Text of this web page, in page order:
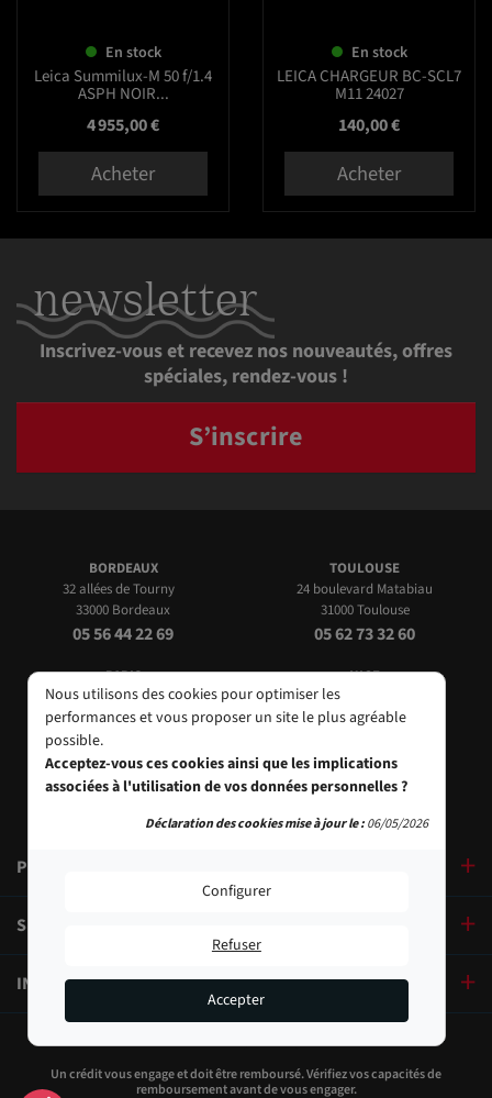
En stock
Leica Summilux-M 50 f/1.4
ASPH NOIR...
Prix
4 955,00 €
Acheter
En stock
LEICA CHARGEUR BC-SCL7
M11 24027
Prix
140,00 €
Acheter
newsletter
Inscrivez-vous et recevez nos nouveautés, offres
spéciales, rendez-vous !
S’inscrire
BORDEAUX
32 allées de Tourny
33000 Bordeaux
05 56 44 22 69
PARIS
9, bd des Filles-du-Calvaire
75003 Paris
01 40 29 91 91
PRODUITS
SERVICES
INFORMATIONS
TOULOUSE
24 boulevard Matabiau
31000 Toulouse
05 62 73 32 60
NICE
24 Rue de l'Hôtel des Postes
06000 Nice
Un crédit vous engage et doit être remboursé. Vérifiez vos capacités de
remboursement avant de vous engager.
Nous utilisons des cookies pour optimiser les
performances et vous proposer un site le plus agréable
possible.
Acceptez-vous ces cookies ainsi que les implications
associées à l'utilisation de vos données personnelles ?
Configurer
Refuser
Accepter
Déclaration des cookies mise à jour le :06/05/2026